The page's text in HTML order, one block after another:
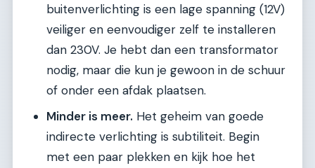
buitenverlichting is een lage spanning (12V)
veiliger en eenvoudiger zelf te installeren
dan 230V. Je hebt dan een transformator
nodig, maar die kun je gewoon in de schuur
of onder een afdak plaatsen.
Minder is meer. Het geheim van goede
indirecte verlichting is subtiliteit. Begin
met een paar plekken en kijk hoe het